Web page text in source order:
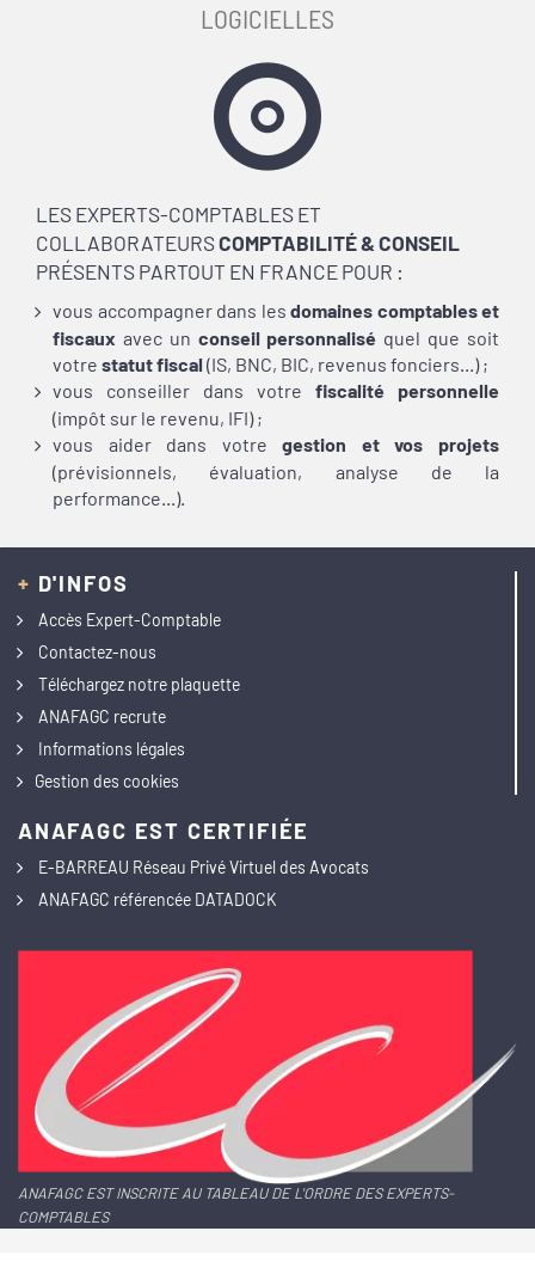
LOGICIELLES
LES EXPERTS-COMPTABLES ET
COLLABORATEURSCOMPTABILITÉ & CONSEIL
PRÉSENTS PARTOUT EN FRANCE POUR :
vous accompagner dans les domaines comptables et
fiscaux avec un conseil personnalisé quel que soit
votre statut fiscal(IS, BNC, BIC, revenus fonciers...) ;
vous conseiller dans votre fiscalité personnelle
(impôt sur le revenu, IFI) ;
vous aider dans votregestion et vos projets
(prévisionnels, évaluation, analyse de la
performance...).
+ D'INFOS
Accès Expert-Comptable
Contactez-nous
Téléchargez notre plaquette
ANAFAGC recrute
Informations légales
Gestion des cookies
ANAFAGC EST CERTIFIÉE
E-BARREAU Réseau Privé Virtuel des Avocats
ANAFAGC référencée DATADOCK
ANAFAGC EST INSCRITE AU TABLEAU DE L'ORDRE DES EXPERTS-
COMPTABLES